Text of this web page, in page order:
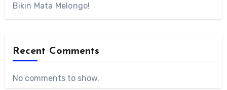
Bikin Mata Melongo!
Recent Comments
No comments to show.